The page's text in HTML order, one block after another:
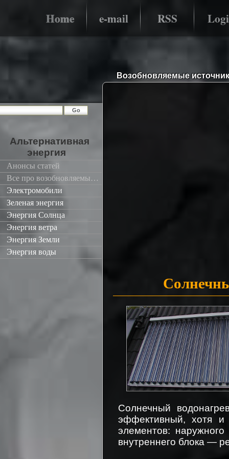
Home e-mail RSS
Возобновляемые
Солнечный
эффективный, хотя и
элементов:
внутреннего блока —
Альтернативная
энергия
Анонсы статей
Все про возобновляемые источники энергии
Электромобили
Зеленая энергия
Энергия Солнца
Энергия ветра
Энергия Земли
Энергия воды